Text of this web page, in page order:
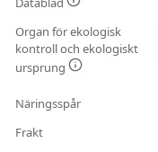
Organ för ekologisk
kontroll och ekologiskt
ursprung
Näringsspår
Frakt